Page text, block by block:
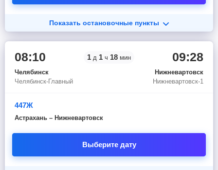
Показать остановочные пункты
08:10
Челябинск
Челябинск-Главный
1 д 1 ч 18 мин 09:28
Нижневартовск
Нижневартовск-1
447Ж
Астрахань – Нижневартовск
Выберите дату